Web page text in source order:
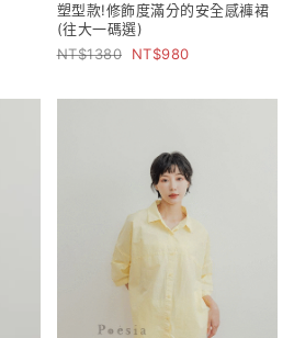
塑型款!修飾度滿分的安全感褲裙
(往大一碼選)
1380
980